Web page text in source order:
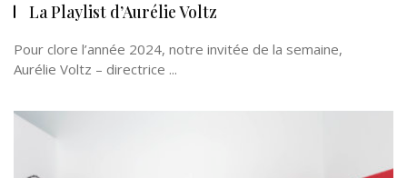
La Playlist d’Aurélie Voltz
Pour clore l’année 2024, notre invitée de la semaine,
Aurélie Voltz – directrice ...